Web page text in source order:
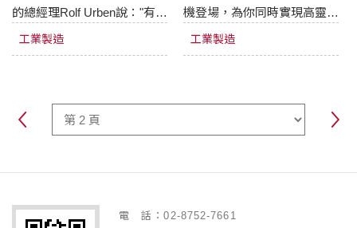
球市場顯著提高
的總經理Rolf Urben說："有了
Spiro，我們進入了一個新的
製造領域——不僅可複製優良
工業製造
機登場，為你同時實現高靈活
性與高產能。KADIA 專注於
高精度內孔衍磨與去毛刺技
工業製造
電 話：02-8752-7661